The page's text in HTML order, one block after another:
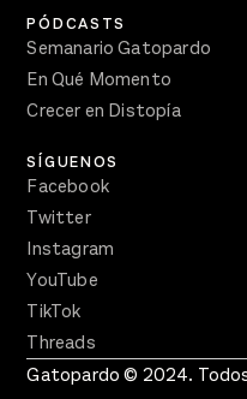
PÓDCASTS
Semanario Gatopardo
En Qué Momento
Crecer en Distopía
SÍGUENOS
Facebook
Twitter
Instagram
YouTube
TikTok
Threads
Gatopardo © 2024.